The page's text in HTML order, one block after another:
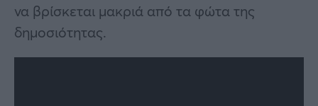
να βρίσκεται μακριά από τα φώτα της
δημοσιότητας.